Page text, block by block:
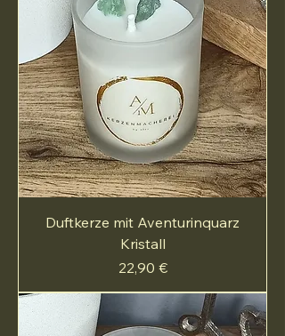
Duftkerze mit Aventurinquarz
Kristall
Preis
22,90 €